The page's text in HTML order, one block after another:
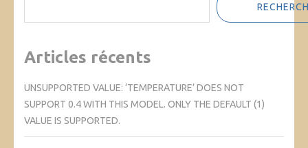
Articles récents
UNSUPPORTED VALUE: ‘TEMPERATURE’ DOES NOT
SUPPORT 0.4 WITH THIS MODEL. ONLY THE DEFAULT (1)
VALUE IS SUPPORTED.